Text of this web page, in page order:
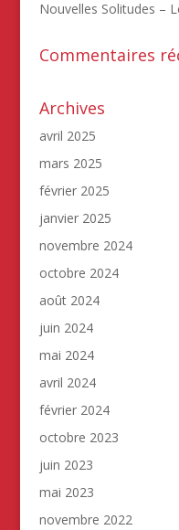
Nouvelles Solitudes –
Commentaires
Archives
avril 2025
mars 2025
février 2025
janvier 2025
novembre 2024
octobre 2024
août 2024
juin 2024
mai 2024
avril 2024
février 2024
octobre 2023
juin 2023
mai 2023
novembre 2022